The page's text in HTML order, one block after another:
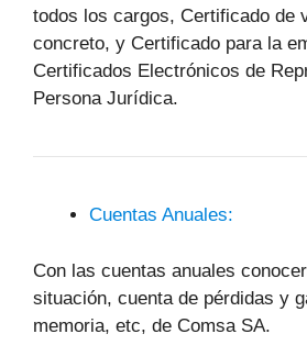
todos los cargos, Certificado de
concreto, y Certificado para la
Certificados Electrónicos de
Persona Jurídica.
Cuentas Anuales:
Con las cuentas anuales
situación, cuenta de pérdidas y
memoria, etc, de Comsa SA.